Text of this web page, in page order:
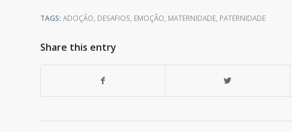
TAGS: ADOÇÃO DESAFIOS EMOÇÃO MATERNIDADE PATERNIDADE
Share this entry